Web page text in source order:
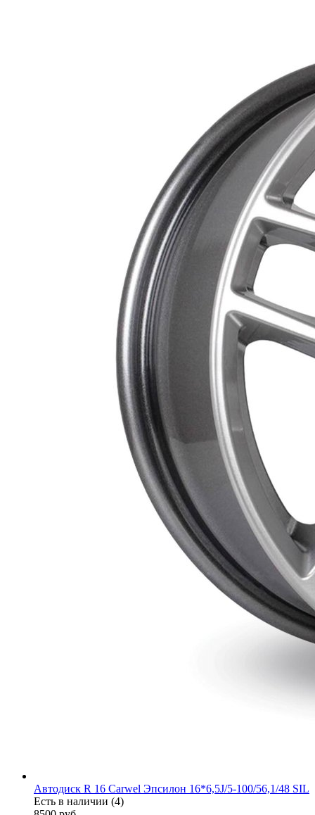
Автодиск R 16 Carwel Эпсилон 16*6,5J/5-100/56,1/48 SIL
Есть в наличии (4)